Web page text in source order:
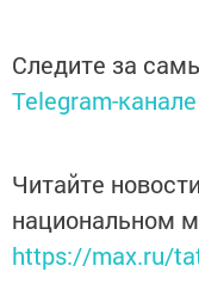
Следите за
Telegram-канале
Читайте
национальном
https://max.ru/